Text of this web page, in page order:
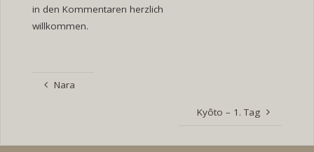
in den Kommentaren herzlich
willkommen.
Nara
Kyôto – 1. Tag